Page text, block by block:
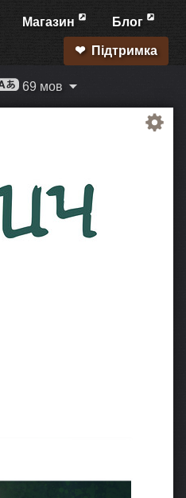
Магазин Блог
Підтримка
69 мов